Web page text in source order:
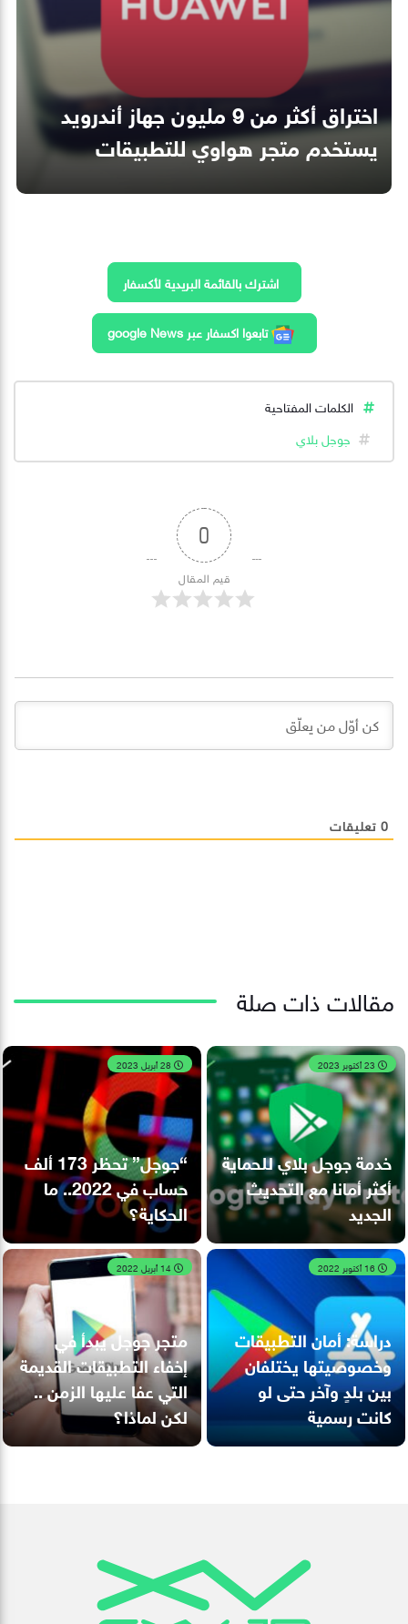
اختراق أكثر من 9 مليون جهاز أندرويد
يستخدم متجر هواوي للتطبيقات
اشترك بالقائمة البريدية لأكسفار
تابعوا اكسفار عبر google News
الكلمات المفتاحية
جوجل بلاي
0
قيم المقال
0 تعليقات
مقالات ذات صلة
خدمة جوجل بلاي للحماية
أكثر أمانا مع التحديث
الجديد
“جوجل” تحظر 173 ألف
حساب في 2022.. ما
الحكاية؟
دراسة: أمان التطبيقات
وخصوصيتها يختلفان
بين بلدٍ وآخر حتى لو
كانت رسمية
متجر جوجل يبدأ في
إخفاء التطبيقات القديمة
التي عفا عليها الزمن ..
لكن لماذا؟